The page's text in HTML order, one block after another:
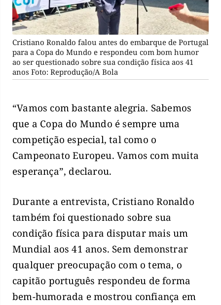
Cristiano Ronaldo falou antes do embarque de Portugal
para a Copa do Mundo e respondeu com bom humor
ao ser questionado sobre sua condição física aos 41
anos Foto: Reprodução/A Bola
“Vamos com bastante alegria. Sabemos
que a Copa do Mundo é sempre uma
competição especial, tal como o
Campeonato Europeu. Vamos com muita
esperança”, declarou.
Durante a entrevista, Cristiano Ronaldo
também foi questionado sobre sua
condição física para disputar mais um
Mundial aos 41 anos. Sem demonstrar
qualquer preocupação com o tema, o
capitão português respondeu de forma
bem-humorada e mostrou confiança em